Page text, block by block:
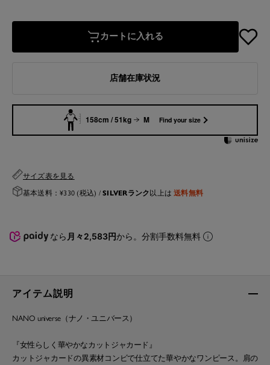
アイテム説明
NANO universe（ナノ・ユニバース）
『女性らしく華やかなカットジャカード』
カットジャカードの異素材コンビで仕立てた華やかなワンピース。肩の
格
カートに入れる
店舗在庫状況
158cm / 51kg M Find your size
サイズ表を見る
基本送料：¥330 (税込) /SILVERランク 以上は送料無料
なら 月々2,583円から。分割手数料無料